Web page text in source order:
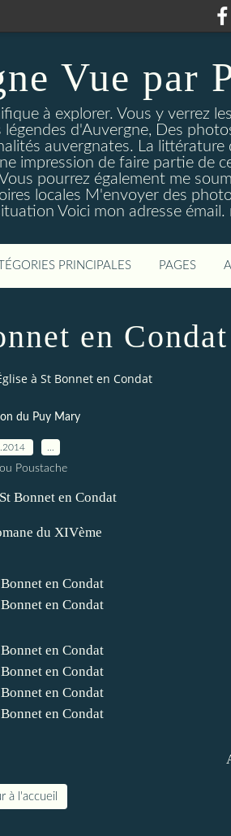
Vue par
à explorer. Vous y verrez
d'Auvergne, Des
auvergnates. La
impression de faire partie de
pourrez également me
locales M'envoyer des
Voici mon adresse
PRINCIPALES PAGES
en Condat
à St Bonnet en Condat
du Puy Mary
Poustache
Bonnet en Condat
du XIVème
à l'accueil